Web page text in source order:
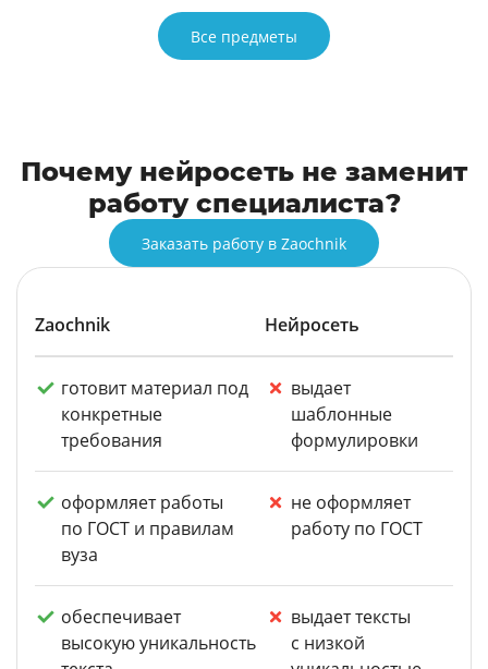
Все предметы
Почему нейросеть не заменит
работу специалиста?
Заказать работу в Zaochnik
Zaochnik Нейросеть
готовит материал под
конкретные
требования
выдает
шаблонные
формулировки
оформляет работы
по ГОСТ и правилам
вуза
не оформляет
работу по ГОСТ
обеспечивает
высокую уникальность
выдает тексты
с низкой